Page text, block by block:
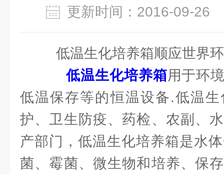
更新时间：2016-09-
低温生化培养箱顺应世界
低温生化培养箱用于环
低温保存等的恒温设备.低温
护、卫生防疫、药检、农副、
产部门，低温生化培养箱是水
菌、霉菌、微生物和培养、保